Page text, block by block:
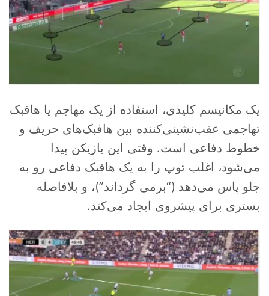
یک مکانیسم کلیدی، استفاده از یک مهاجم یا هافبک
تهاجمی عقب‌نشینی‌کننده بین هافبک‌های حریف و
خطوط دفاعی است. وقتی این بازیکن پیدا
می‌شود، اغلب توپ را به یک هافبک دفاعی رو به
جلو پاس می‌دهد (“برمی گرداند”)، و بلافاصله
بستری برای پیشروی ایجاد می‌کند.